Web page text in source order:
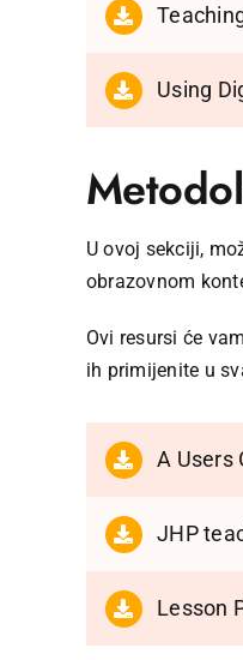
Using
U ovoj sekciji,
obrazovnom
Ovi resursi će
ih primijenite u
A Users
JHP
Lesson